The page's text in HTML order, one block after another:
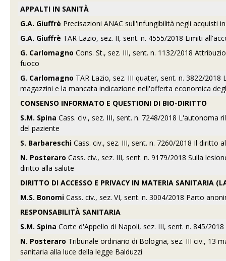
APPALTI IN SANITÀ
G.A. Giuffrè Precisazioni ANAC sull'infungibilità negli acquisti
G.A. Giuffrè TAR Lazio, sez. II, sent. n. 4555/2018 Limiti
G. Carlomagno Cons. St., sez. III, sent. n. 1132/2018
fuoco
G. Carlomagno TAR Lazio, sez. III quater, sent. n. 3822/
magazzini e la mancata indicazione nell'offerta economica
CONSENSO INFORMATO E QUESTIONI DI BIO-DIRITTO
S.M. Spina Cass. civ., sez. III, sent. n. 7248/2018 L'autonoma
del paziente
S. BarbareschiCass. civ., sez. III, sent. n. 7260/2018 Il diritto
N. Posteraro Cass. civ., sez. III, sent. n. 9179/2018 Sulla
diritto alla salute
DIRITTO DI ACCESSO E PRIVACY IN MATERIA SANITARIA
M.S. BonomiCass. civ., sez. VI, sent. n. 3004/2018 Parto
RESPONSABILITÀ SANITARIA
S.M. Spina Corte d'Appello di Napoli, sez. III, sent. n. 845/
N. Posteraro Tribunale ordinario di Bologna, sez. III civ., 13
sanitaria alla luce della legge Balduzzi